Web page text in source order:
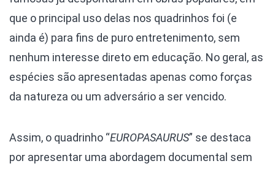
que o principal uso delas nos quadrinhos foi (e
ainda é) para fins de puro entretenimento, sem
nenhum interesse direto em educação. No geral, as
espécies são apresentadas apenas como forças
da natureza ou um adversário a ser vencido.
Assim, o quadrinho “EUROPASAURUS” se destaca
por apresentar uma abordagem documental sem